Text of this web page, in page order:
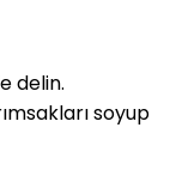
delin.
soyup